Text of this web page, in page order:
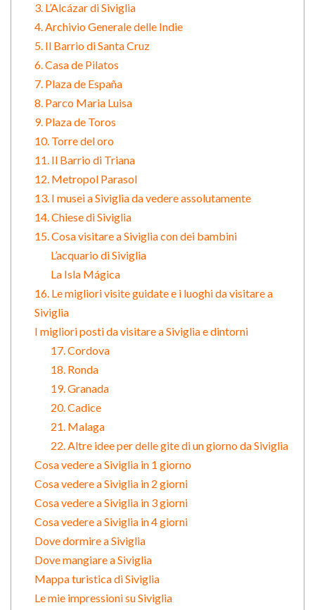
3. L’Alcázar di Siviglia
4. Archivio Generale delle Indie
5. Il Barrio di Santa Cruz
6. Casa de Pilatos
7. Plaza de España
8. Parco Maria Luisa
9. Plaza de Toros
10. Torre del oro
11. Il Barrio di Triana
12. Metropol Parasol
13. I musei a Siviglia da vedere assolutamente
14. Chiese di Siviglia
15. Cosa visitare a Siviglia con dei bambini
L’acquario di Siviglia
La Isla Mágica
16. Le migliori visite guidate e i luoghi da visitare a
Siviglia
I migliori posti da visitare a Siviglia e dintorni
17. Cordova
18. Ronda
19. Granada
20. Cadice
21. Malaga
22. Altre idee per delle gite di un giorno da Siviglia
Cosa vedere a Siviglia in 1 giorno
Cosa vedere a Siviglia in 2 giorni
Cosa vedere a Siviglia in 3 giorni
Cosa vedere a Siviglia in 4 giorni
Dove dormire a Siviglia
Dove mangiare a Siviglia
Mappa turistica di Siviglia
Le mie impressioni su Siviglia